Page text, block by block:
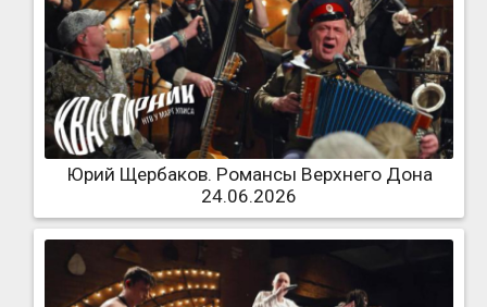
Юрий Щербаков. Романсы Верхнего Дона
24.06.2026